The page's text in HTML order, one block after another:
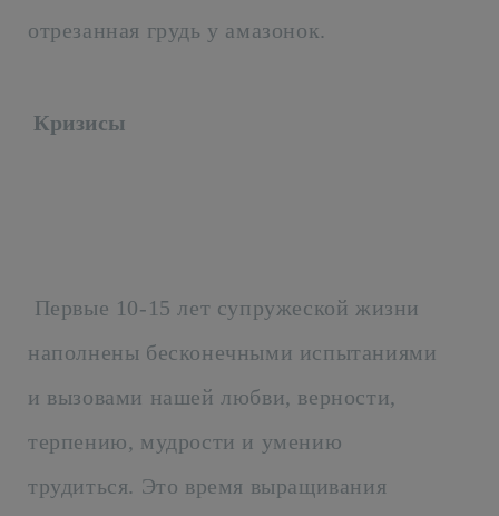
отрезанная грудь у амазонок.
Кризисы
Первые 10-15 лет супружеской жизни
наполнены бесконечными испытаниями
и вызовами нашей любви, верности,
терпению, мудрости и умению
трудиться. Это время выращивания